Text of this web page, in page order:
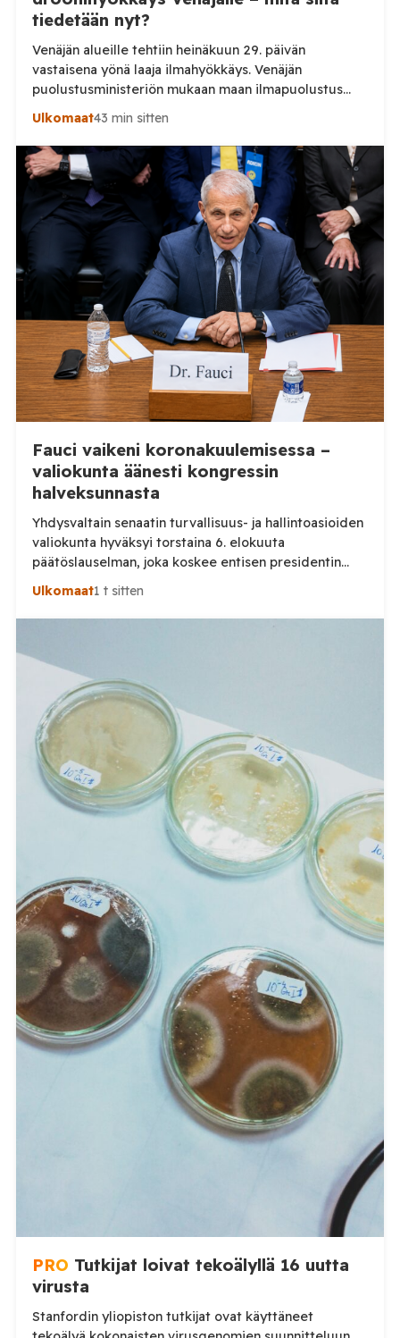
tiedetään nyt?
Venäjän alueille tehtiin heinäkuun 29. päivän
vastaisena yönä laaja ilmahyökkäys. Venäjän
puolustusministeriön mukaan maan ilmapuolustus
torjui yön aikana 295 ukrainalaista lennokkia. Iskuissa
Venäjän puolustusministeriö kertoo kertoo, että maan
ilmapuolustus torjui yön aikana yhteensä 295
ukrainalaista lennokkia. Lennokkeja kerrotaan torjutun
useiden Venäjän alueiden sekä Mustanmeren ja
Asovanmeren yllä. Vakavimmat […]
Ulkomaat43 min sitten
Fauci vaikeni koronakuulemisessa –
valiokunta äänesti kongressin
halveksunnasta
Yhdysvaltain senaatin turvallisuus- ja hallintoasioiden
valiokunta hyväksyi torstaina 6. elokuuta
päätöslauselman, joka koskee entisen presidentin
lääketieteellisen neuvonantajan Anthony Faucin
Senaatin valiokunnan virallisen tiedotteen mukaan
heinäkuuta antama lausunto senaatin tutkinnassa,
joka koskee muun muassa COVID-19-pandemian
alkuperää ja riskialtista biolääketieteellistä
tutkimusta. Fauci oli kutsuttu kuultavaksi […]
Ulkomaat1 t sitten
PRO Tutkijat loivat tekoälyllä 16 uutta
virusta
Stanfordin yliopiston tutkijat ovat käyttäneet